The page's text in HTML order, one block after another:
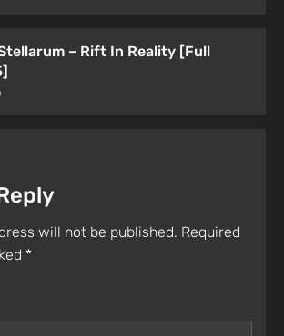
– Rift In Reality [Full
will not be published. Required
*